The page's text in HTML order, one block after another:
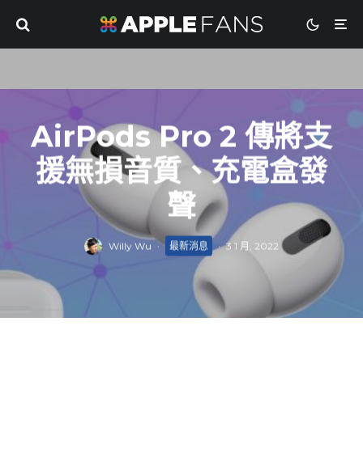
AirPods Pro 2 傳將支
援無損音質、充電盒發
聲
Willy Wu · 最新消息 · 3 1 月, 2022